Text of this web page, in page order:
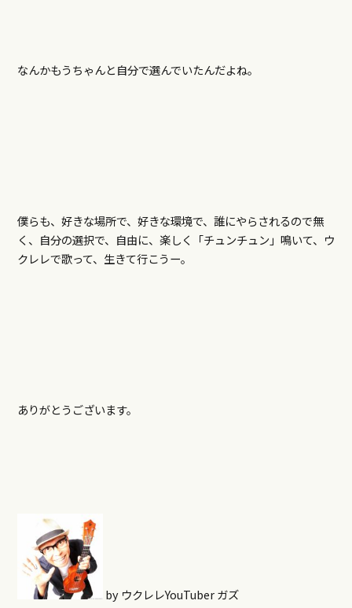
なんかもうちゃんと自分で選んでいたんだよね。
僕らも、好きな場所で、好きな環境で、誰にやらされるので無
く、自分の選択で、自由に、楽しく「チュンチュン」鳴いて、ウ
クレレで歌って、生きて行こうー。
ありがとうございます。
by ウクレレYouTuber ガズ